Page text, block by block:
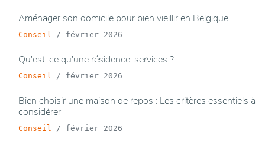
Aménager son domicile pour bien vieillir en Belgique
Conseil / février 2026
Qu'est-ce qu'une résidence-services ?
Conseil / février 2026
Bien choisir une maison de repos : Les critères essentiels à
considérer
Conseil / février 2026